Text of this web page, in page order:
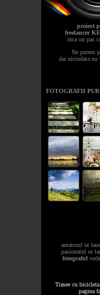
proiect
freelancer
inca un pas
Ne putem
dar niciodata nu
FOTOGRAFII
amatorul se
pasionatul se
fotograful
Trasee cu
pagina